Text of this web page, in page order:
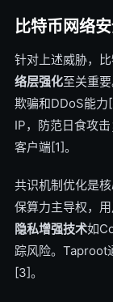
比特币网络
针对上述威胁，
络层强化至关重
欺骗和DDoS能
IP，防范日食攻
客户端[1]。
共识机制优化是
保算力主导权，
隐私增强技术如
踪风险。Taproot
[3]。